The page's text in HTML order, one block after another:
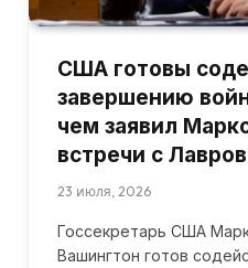
США готовы
завершению
чем заявил
встречи с
23 июля, 2026
Госсекретарь США
Вашингтон готов